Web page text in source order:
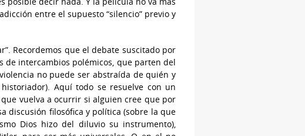
entre el supuesto “silencio” previo y
Recordemos que el debate suscitado por
de intercambios polémicos, que parten del
no puede ser abstraída de quién y
Aquí todo se resuelve con un
vuelva a ocurrir si alguien cree que por
discusión filosófica y política (sobre la que
Dios hizo del diluvio su instrumento),